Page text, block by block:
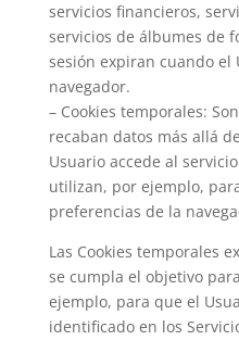
servicios financieros,
servicios de álbumes de
sesión expiran cuando el
navegador.
– Cookies temporales:
recaban datos más allá
Usuario accede al
utilizan, por ejemplo,
preferencias de la
Las Cookies temporales
se cumpla el objetivo
ejemplo, para que el
identificado en los